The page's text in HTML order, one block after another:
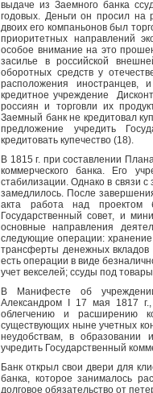
выдаче из Заемного банка
годовых. Деньги он просил на
двоих его компаньонов был
приоритетных направлений
особое внимание на это
засилье в российской
оборотных средств у
расположения иностранцев,
кредитное учреждение
россиян и торговли их
Заемный банк не кредитовал
предложение учредить
кредитовать купечество (18).
В 1815 г. при составлении
коммерческого банка. Его
стабилизации. Однако в связи
замедлилось. После
акта работа над
Государственный совет, и
основные направления
следующие операции: хранение
трансферты денежных вкладов
есть операции в виде
учет векселей; ссуды под
В Манифесте об учреждении
Александром I 17 мая 1817
облегчению и расширению
существующих ныне учетных
неудобствам, в образовании
учредить Государственный
Банк открыл свои двери для
банка, которое занималось
долговое обязательство от